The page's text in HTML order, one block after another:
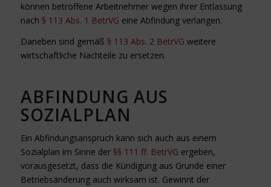
können betroffene Arbeitnehmer wegen ihrer Entlassung
nach § 113 Abs. 1 BetrVG eine Abfindung verlangen.
Daneben sind gemäß § 113 Abs. 2 BetrVG weitere
wirtschaftliche Nachteile zu ersetzen.
ABFINDUNG AUS
SOZIALPLAN
Ein Abfindungsanspruch kann sich auch aus einem
Sozialplan im Sinne der §§ 111 ff. BetrVG ergeben,
vorausgesetzt, dass die Kündigung aus Grunde einer
Betriebsänderung auch wirksam ist. Gewinnt der